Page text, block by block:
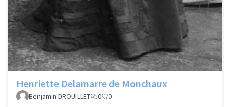
Henriette Delamarre de Monchaux
Benjamin DROUILLET 0 0